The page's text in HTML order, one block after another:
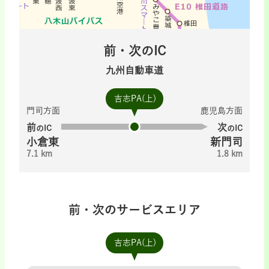
前・次のIC
九州自動車道
吉志PA(上)
門司方面
前のIC
小倉東
7.1 km
鹿児島方面
次のIC
新門司
1.8 km
前・次のサービスエリア
吉志PA(上)